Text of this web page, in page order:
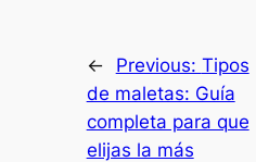
← Previous: Tipos
de maletas: Guía
completa para que
elijas la más